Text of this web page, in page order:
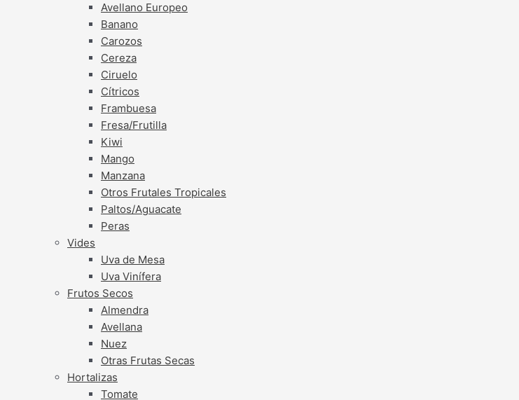
Avellano Europeo
Banano
Carozos
Cereza
Ciruelo
Cítricos
Frambuesa
Fresa/Frutilla
Kiwi
Mango
Manzana
Otros Frutales Tropicales
Paltos/Aguacate
Peras
Vides
Uva de Mesa
Uva Vinífera
Frutos Secos
Almendra
Avellana
Nuez
Otras Frutas Secas
Hortalizas
Tomate